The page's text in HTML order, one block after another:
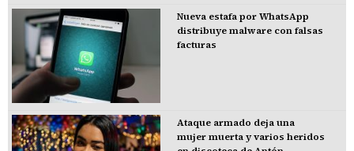
Nueva estafa por WhatsApp
distribuye malware con falsas
facturas
Ataque armado deja una
mujer muerta y varios heridos